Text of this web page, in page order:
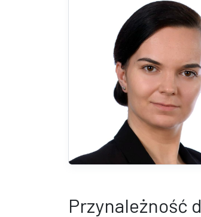
Przynależność